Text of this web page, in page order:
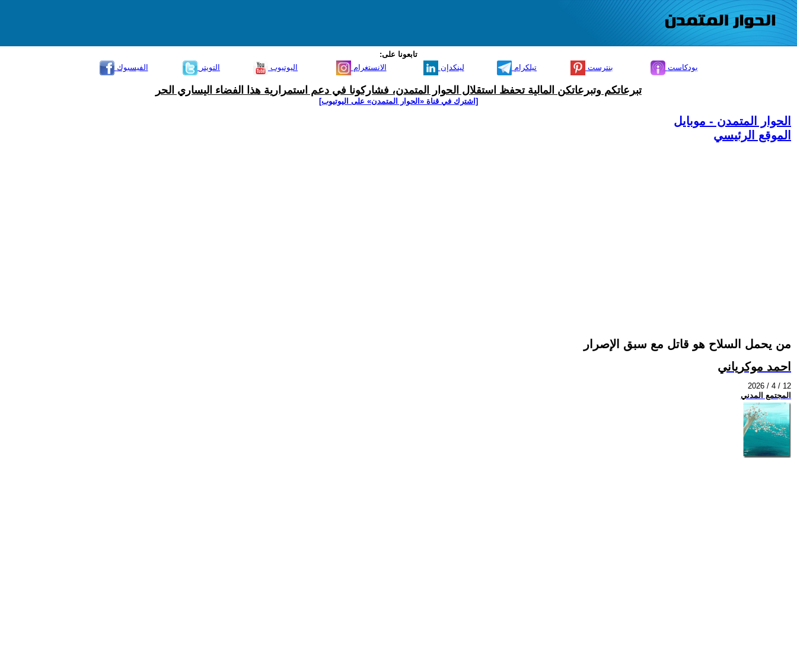
تابعونا على:
الفيسبوك
التويتر اليوتيوب الانستغرام لينكدإن تيلكرام بنترست بودكاست
تبرعاتكم وتبرعاتكن المالية تحفظ استقلال الحوار المتمدن، فشاركونا في دعم استمرارية هذا الفضاء اليساري الحر
[اشترك في قناة ‫«الحوار المتمدن» على اليوتيوب]
الحوار المتمدن - موبايل
الموقع الرئيسي
من يحمل السلاح هو قاتل مع سبق الإصرار
احمد موكرياني
2026 / 4 / 12
المجتمع المدني